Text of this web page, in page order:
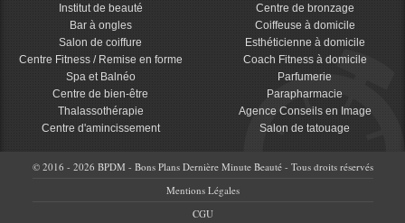
Institut de beauté
Bar à ongles
Salon de coiffure
Centre Fitness / Remise en forme
Spa et Balnéo
Centre de bien-être
Thalassothérapie
Centre d'amincissement
Centre de bronzage
Coiffeuse à domicile
Esthéticienne à domicile
Coach Fitness à domicile
Parfumerie
Parapharmacie
Agence Conseils en Image
Salon de tatouage
© 2016 - 2026 BPDM - Bons Plans Dernière Minute Beauté - Tous droits réservés
Mentions Légales
CGU